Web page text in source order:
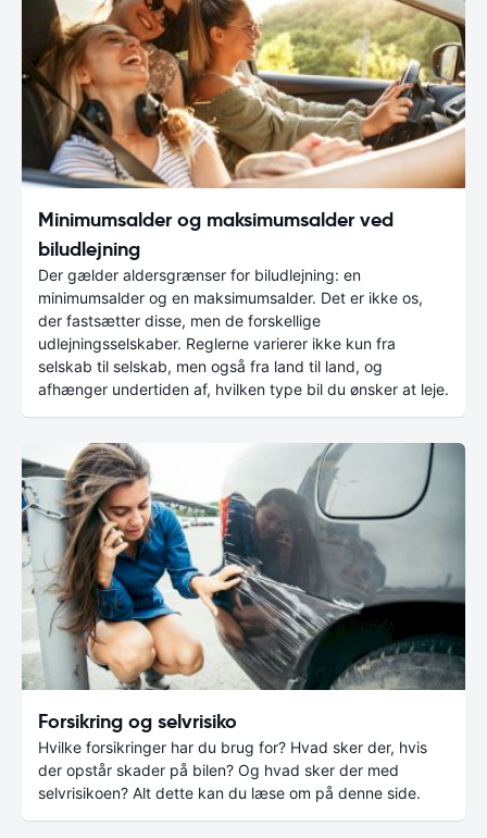
Minimumsalder og maksimumsalder ved
biludlejning
Der gælder aldersgrænser for biludlejning: en
minimumsalder og en maksimumsalder. Det er ikke os,
der fastsætter disse, men de forskellige
udlejningsselskaber. Reglerne varierer ikke kun fra
selskab til selskab, men også fra land til land, og
afhænger undertiden af, hvilken type bil du ønsker at leje.
Forsikring og selvrisiko
Hvilke forsikringer har du brug for? Hvad sker der, hvis
der opstår skader på bilen? Og hvad sker der med
selvrisikoen? Alt dette kan du læse om på denne side.